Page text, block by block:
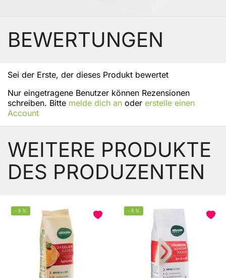
BEWERTUNGEN
Sei der Erste, der dieses Produkt bewertet
Nur eingetragene Benutzer können Rezensionen
schreiben. Bitte melde dich an oder erstelle einen
Account
WEITERE PRODUKTE
DES PRODUZENTEN
- 5 % - 5 %